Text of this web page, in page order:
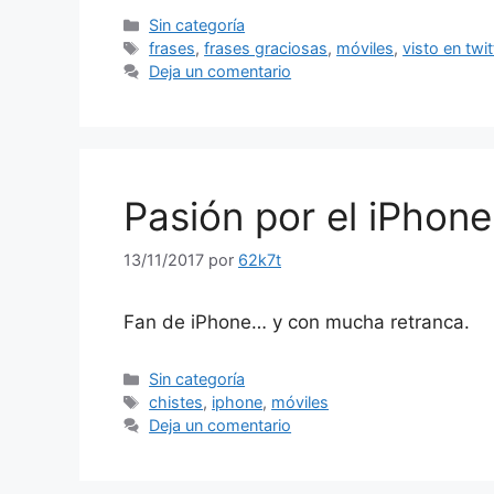
Categorías
Sin categoría
Etiquetas
frases,frases graciosas, móviles,visto en
Deja un comentario
Pasión por el iPhone
13/11/2017 por 62k7t
Fan de iPhone… y con mucha retranca.
Categorías
Sin categoría
Etiquetas
chistes, iphone, móviles
Deja un comentario